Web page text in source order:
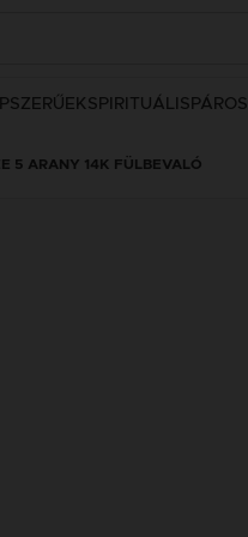
SPIRITUÁLIS
5 ARANY 14K FÜLBEVALÓ